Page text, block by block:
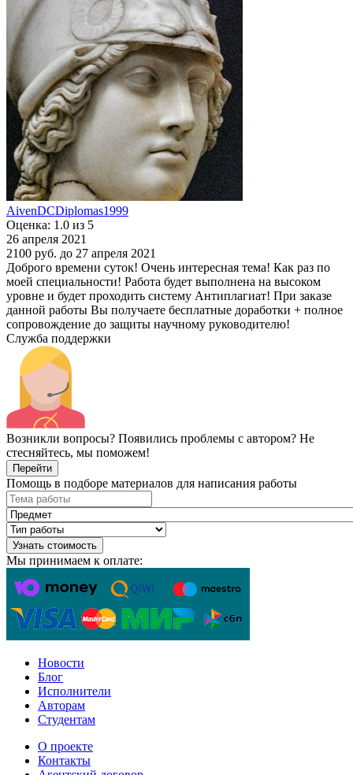
AivenDCDiplomas1999
Оценка: 1.0 из 5
26 апреля 2021
2100 руб. до 27 апреля 2021
Доброго времени суток! Очень интересная тема! Как раз по
моей специальности! Работа будет выполнена на высоком
уровне и будет проходить систему Антиплагиат! При заказе
данной работы Вы получаете бесплатные доработки + полное
сопровождение до защиты научному руководителю!
Служба поддержки
Возникли вопросы? Появились проблемы с автором? Не
стесняйтесь, мы поможем!
Перейти
Помощь в подборе материалов для написания работы
Узнать стоимость
Мы принимаем к оплате:
Новости
Блог
Исполнители
Авторам
Студентам
О проекте
Контакты